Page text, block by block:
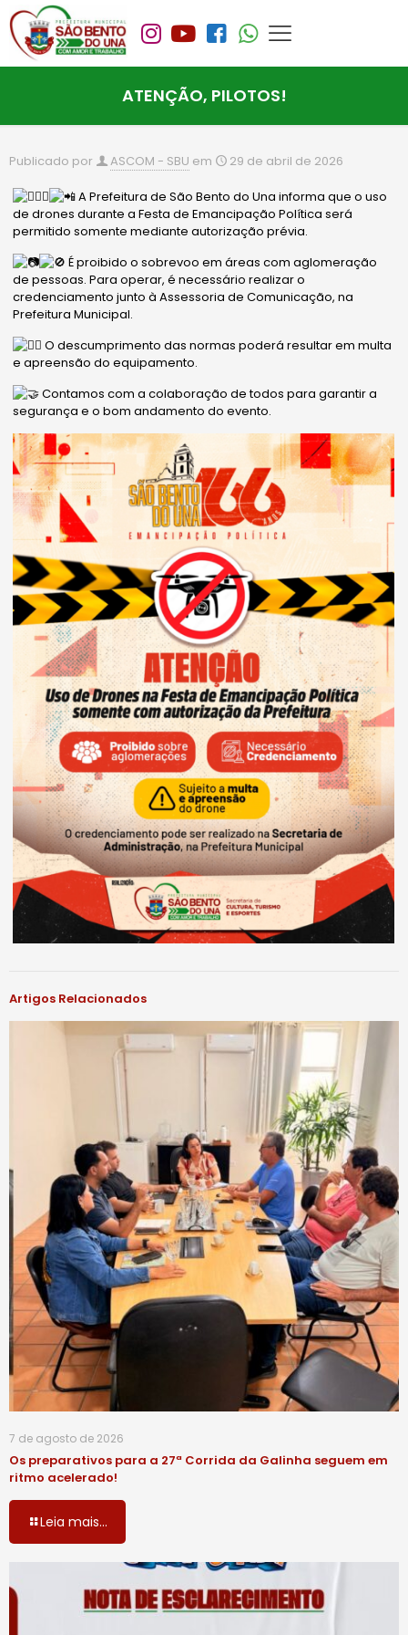
ATENÇÃO, PILOTOS!
Publicado por ASCOM - SBU em 29 de abril de 2026
A Prefeitura de São Bento do Una informa que o uso
de drones durante a Festa de Emancipação Política será
permitido somente mediante autorização prévia.
É proibido o sobrevoo em áreas com aglomeração
de pessoas. Para operar, é necessário realizar o
credenciamento junto à Assessoria de Comunicação, na
Prefeitura Municipal.
O descumprimento das normas poderá resultar em multa
e apreensão do equipamento.
Contamos com a colaboração de todos para garantir a
segurança e o bom andamento do evento.
Artigos Relacionados
7 de agosto de 2026
Os preparativos para a 27ª Corrida da Galinha seguem em
ritmo acelerado!
Leia mais...